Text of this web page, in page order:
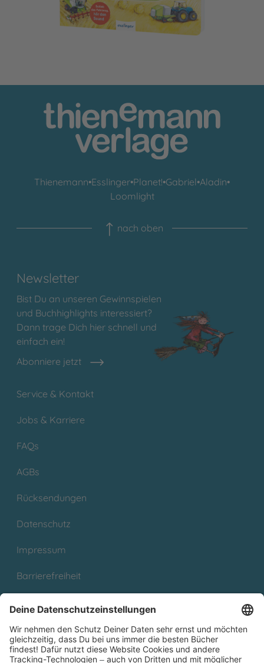
Thienemann•Esslinger•Planet!•Gabriel•Aladin•
Loomlight
nach oben
Newsletter
Bist Du an unseren Gewinnspielen
und Buchhighlights interessiert?
Dann trage Dich hier schnell und
einfach ein!
Abonniere jetzt
Service & Kontakt
Jobs & Karriere
FAQs
AGBs
Rücksendungen
Datenschutz
Impressum
Barrierefreiheit
Partnerprogramm (Affiliate)